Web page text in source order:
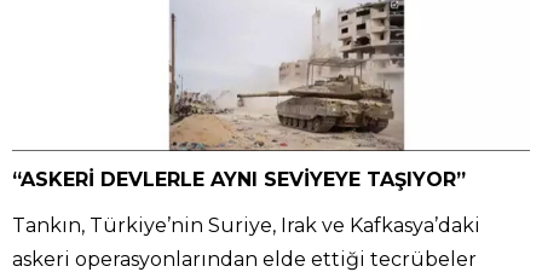
“ASKERİ DEVLERLE AYNI SEVİYEYE TAŞIYOR”
Tankın, Türkiye’nin Suriye, Irak ve Kafkasya’daki
askeri operasyonlarından elde ettiği tecrübeler